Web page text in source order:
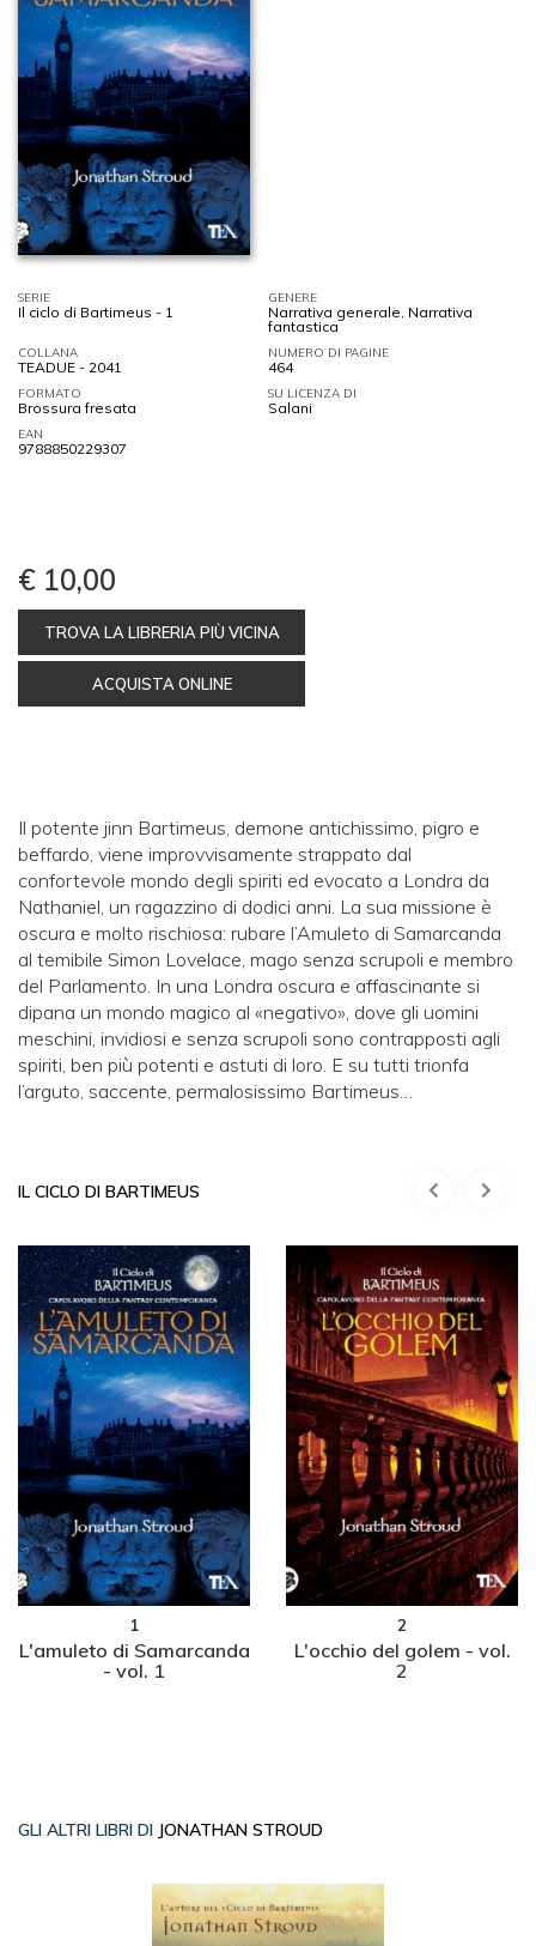
SERIE
Il ciclo di Bartimeus - 1
GENERE
Narrativa generale, Narrativa
fantastica
COLLANA
TEADUE - 2041
NUMERO DI PAGINE
464
FORMATO
Brossura fresata
SU LICENZA DI
Salani
EAN
9788850229307
€ 10,00
TROVA LA LIBRERIA PIÙ VICINA
ACQUISTA ONLINE
Il potente jinn Bartimeus, demone antichissimo, pigro e
beffardo, viene improvvisamente strappato dal
confortevole mondo degli spiriti ed evocato a Londra da
Nathaniel, un ragazzino di dodici anni. La sua missione è
oscura e molto rischiosa: rubare l’Amuleto di Samarcanda
al temibile Simon Lovelace, mago senza scrupoli e membro
del Parlamento. In una Londra oscura e affascinante si
dipana un mondo magico al «negativo», dove gli uomini
meschini, invidiosi e senza scrupoli sono contrapposti agli
spiriti, ben più potenti e astuti di loro. E su tutti trionfa
l’arguto, saccente, permalosissimo Bartimeus…
IL CICLO DI BARTIMEUS
1
L'amuleto di Samarcanda
- vol. 1
2
L'occhio del golem - vol.
2
GLI ALTRI LIBRI DI JONATHAN STROUD